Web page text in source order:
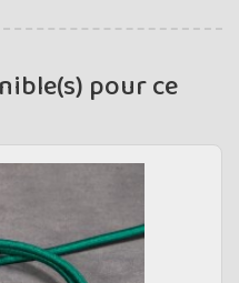
pour ce